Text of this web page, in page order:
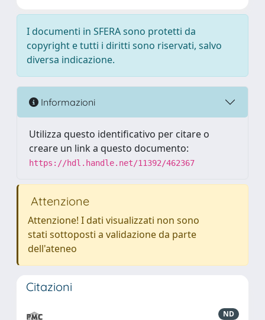
I documenti in SFERA sono protetti da
copyright e tutti i diritti sono riservati, salvo
diversa indicazione.
Informazioni
Utilizza questo identificativo per citare o
creare un link a questo documento:
https://hdl.handle.net/11392/462367
Attenzione
Attenzione! I dati visualizzati non sono
stati sottoposti a validazione da parte
dell'ateneo
Citazioni
ND